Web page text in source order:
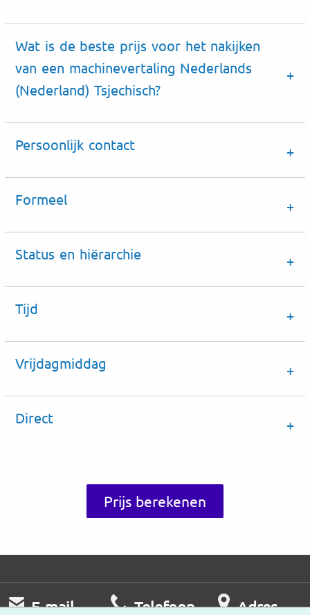
Wat is de beste prijs voor het nakijken
van een machinevertaling Nederlands
(Nederland) Tsjechisch?
Persoonlijk contact
Formeel
Status en hiërarchie
Tijd
Vrijdagmiddag
Direct
Prijs berekenen
E-mail Telefoon Adres